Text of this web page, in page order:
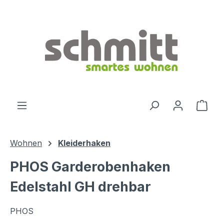
Wohnen Kleiderhaken
PHOS Garderobenhaken
Edelstahl GH drehbar
PHOS